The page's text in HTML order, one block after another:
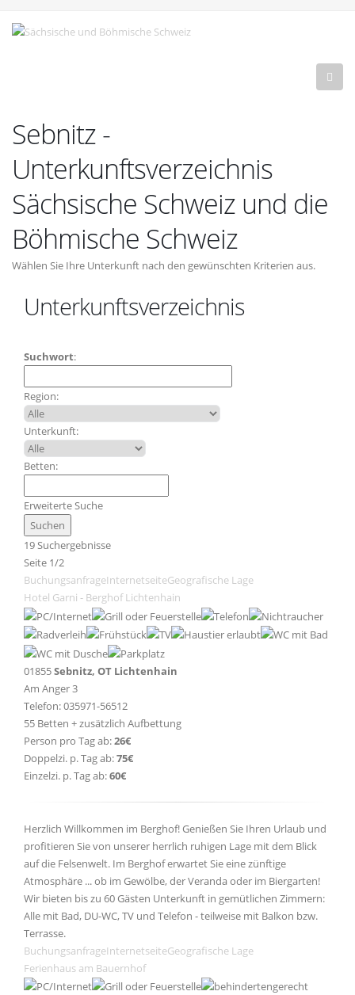
Sebnitz -
Unterkunftsverzeichnis
Sächsische Schweiz und die
Böhmische Schweiz
Wählen Sie Ihre Unterkunft nach den gewünschten Kriterien aus.
Unterkunftsverzeichnis
Suchwort:
Region:
Unterkunft:
Betten:
Erweiterte Suche
19 Suchergebnisse
Seite 1/2
BuchungsanfrageInternetseiteGeografische Lage
Hotel Garni - Berghof Lichtenhain
01855Sebnitz, OT Lichtenhain
Am Anger 3
Telefon: 035971-56512
55 Betten + zusätzlich Aufbettung
Person pro Tag ab:26€
Doppelzi. p. Tag ab:75€
Einzelzi. p. Tag ab:60€
Herzlich Willkommen im Berghof! Genießen Sie Ihren Urlaub und
profitieren Sie von unserer herrlich ruhigen Lage mit dem Blick
auf die Felsenwelt. Im Berghof erwartet Sie eine zünftige
Atmosphäre ... ob im Gewölbe, der Veranda oder im Biergarten!
Wir bieten bis zu 60 Gästen Unterkunft in gemütlichen Zimmern:
Alle mit Bad, DU-WC, TV und Telefon - teilweise mit Balkon bzw.
Terrasse.
BuchungsanfrageInternetseiteGeografische Lage
Ferienhaus am Bauernhof